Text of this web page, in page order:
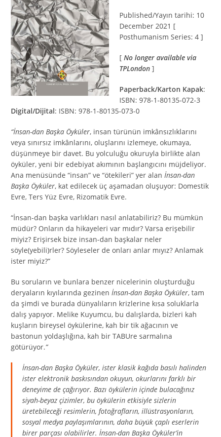
Published/Yayın tarihi: 10
December 2021 [
Posthumanism Series: 4 ]
[No longer available via
TPLondon ]
Paperback/Karton Kapak:
ISBN: 978-1-80135-072-3
Digital/Dijital: ISBN: 978-1-80135-073-0
“İnsan-dan Başka Öyküler, insan türünün imkânsızlıklarını
veya sınırsız imkânlarını, oluşlarını izlemeye, okumaya,
düşünmeye bir davet. Bu yolculuğu okuruyla birlikte alan
öyküler, yeni bir edebiyat akımının başlangıcını müjdeliyor.
Ana menüsünde “insan” ve “ötekileri” yer alanİnsan-dan
Başka Öyküler, kat edilecek üç aşamadan oluşuyor: Domestik
Evre, Ters Yüz Evre, Rizomatik Evre.
“İnsan-dan başka varlıkları nasıl anlatabiliriz? Bu mümkün
müdür? Onların da hikayeleri var mıdır? Varsa erişebilir
miyiz? Erişirsek bize insan-dan başkalar neler
söyle(yebili)rler? Söyleseler de onları anlar mıyız? Anlamak
ister miyiz?”
Bu soruların ve bunlara benzer nicelerinin oluşturduğu
deryaların kıyılarında gezinenİnsan-dan Başka Öyküler, tam
da şimdi ve burada dünyalıların krizlerine kısa soluklarla
dalış yapıyor. Melike Kuyumcu, bu dalışlarda, bizleri kah
kuşların bireysel öykülerine, kah bir tik ağacının ve
bastonun yoldaşlığına, kah bir TABUre sarmalına
götürüyor.”
İnsan-dan Başka Öyküler, ister klasik kağıda basılı halinden
ister elektronik baskısından okuyun, okurlarını farklı bir
deneyime de çağırıyor. Bazı öykülerin içinde bulacağınız
siyah-beyaz çizimler, bu öykülerin etkisiyle sizlerin
üretebileceği resimlerin, fotoğrafların, illüstrasyonların,
sosyal medya paylaşımlarının, daha büyük çaplı eserlerin
birer parçası olabilirler.İnsan-dan Başka Öyküler’in